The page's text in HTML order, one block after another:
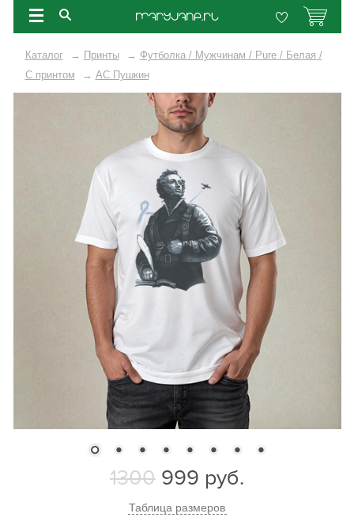
Каталог → Принты → Футболка / Мужчинам / Pure / Белая /
C принтом
→ АС Пушкин
1300 999 руб.
Таблица размеров